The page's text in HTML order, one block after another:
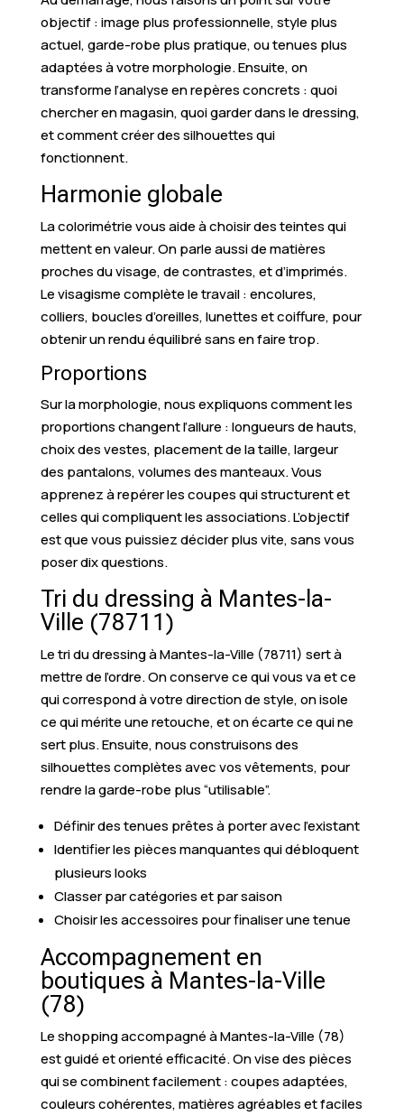
objectif : image plus professionnelle, style plus
actuel, garde-robe plus pratique, ou tenues plus
adaptées à votre morphologie. Ensuite, on
transforme l’analyse en repères concrets : quoi
chercher en magasin, quoi garder dans le dressing,
et comment créer des silhouettes qui
fonctionnent.
Harmonie globale
La colorimétrie vous aide à choisir des teintes qui
mettent en valeur. On parle aussi de matières
proches du visage, de contrastes, et d’imprimés.
Le visagisme complète le travail : encolures,
colliers, boucles d’oreilles, lunettes et coiffure, pour
obtenir un rendu équilibré sans en faire trop.
Proportions
Sur la morphologie, nous expliquons comment les
proportions changent l’allure : longueurs de hauts,
choix des vestes, placement de la taille, largeur
des pantalons, volumes des manteaux. Vous
apprenez à repérer les coupes qui structurent et
celles qui compliquent les associations. L’objectif
est que vous puissiez décider plus vite, sans vous
poser dix questions.
Tri du dressing à Mantes-la-
Ville (78711)
Le tri du dressing à Mantes-la-Ville (78711) sert à
mettre de l’ordre. On conserve ce qui vous va et ce
qui correspond à votre direction de style, on isole
ce qui mérite une retouche, et on écarte ce qui ne
sert plus. Ensuite, nous construisons des
silhouettes complètes avec vos vêtements, pour
rendre la garde-robe plus “utilisable”.
Définir des tenues prêtes à porter avec l’existant
Identifier les pièces manquantes qui débloquent
plusieurs looks
Classer par catégories et par saison
Choisir les accessoires pour finaliser une tenue
Accompagnement en
boutiques à Mantes-la-Ville
(78)
Le shopping accompagné à Mantes-la-Ville (78)
est guidé et orienté efficacité. On vise des pièces
qui se combinent facilement : coupes adaptées,
couleurs cohérentes, matières agréables et faciles